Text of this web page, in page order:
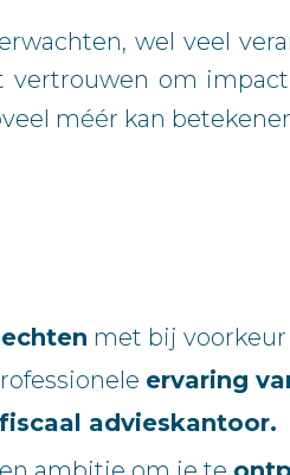
wel veel
om
méér kan
met bij
ervaring
advieskantoor.